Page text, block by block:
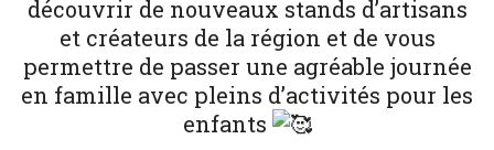
découvrir de nouveaux stands d’artisans
et créateurs de la région et de vous
permettre de passer une agréable journée
en famille avec pleins d’activités pour les
enfants